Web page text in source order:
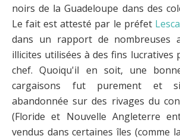
noirs de la Guadeloupe dans des
Le fait est attesté par le préfet
dans un rapport de nombreuses
illicites utilisées à des fins lucratives
chef. Quoiqu'il en soit, une
cargaisons fut purement et
abandonnée sur des rivages du
(Floride et Nouvelle Angleterre
vendus dans certaines îles (comme